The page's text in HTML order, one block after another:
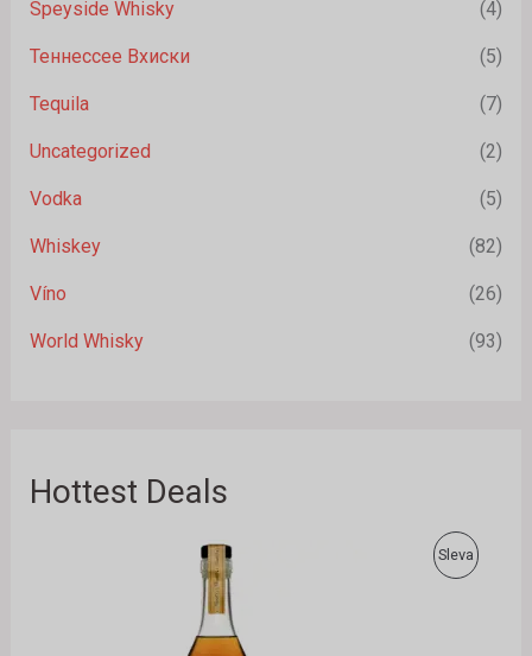
Speyside Whisky (4)
Теннессее Вхиски (5)
Tequila (7)
Uncategorized (2)
Vodka (5)
Whiskey (82)
Víno (26)
World Whisky (93)
Hottest Deals
SlevaP